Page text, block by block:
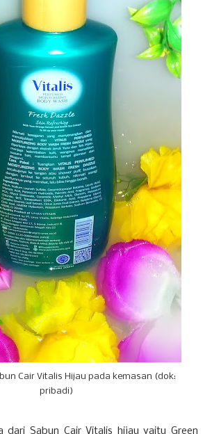
Cair Vitalis Hijau pada kemasan (dok:
pribadi)
dari Sabun Cair Vitalis hijau yaitu Green